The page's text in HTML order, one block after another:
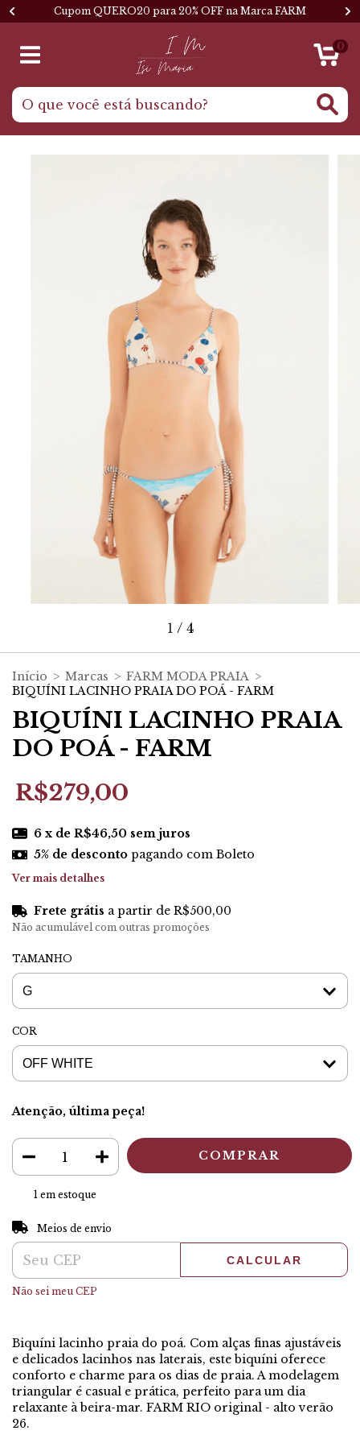
Cupom QUERO20 para 20% OFF na Marca FARM
0
1 / 4
Início > Marcas > FARM MODA PRAIA >
BIQUÍNI LACINHO PRAIA DO POÁ - FARM
BIQUÍNI LACINHO PRAIA
DO POÁ - FARM
R$279,00
6 x de R$46,50 sem juros
5% de descontopagando com Boleto
Ver mais detalhes
Frete grátis a partir de R$500,00
Não acumulável com outras promoções
TAMANHO
COR
Atenção, última peça!
1 em estoque
Entregas para o CEP:
Meios de envio
CALCULAR
Não sei meu CEP
Biquíni lacinho praia do poá. Com alças finas ajustáveis
e delicados lacinhos nas laterais, este biquíni oferece
conforto e charme para os dias de praia. A modelagem
triangular é casual e prática, perfeito para um dia
relaxante à beira-mar. FARM RIO original - alto verão
26.